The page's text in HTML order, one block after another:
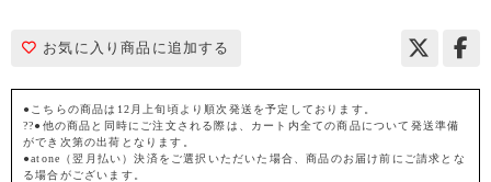
お気に入り商品に追加する
●こちらの商品は12月上旬頃より順次発送を予定しております。
??●他の商品と同時にご注文される際は、カート内全ての商品について発送準備
ができ次第の出荷となります。
●atone（翌月払い）決済をご選択いただいた場合、商品のお届け前にご請求とな
る場合がございます。